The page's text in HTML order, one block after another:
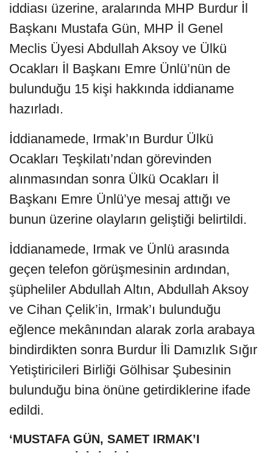
iddiası üzerine, aralarında MHP Burdur İl
Başkanı Mustafa Gün, MHP İl Genel
Meclis Üyesi Abdullah Aksoy ve Ülkü
Ocakları İl Başkanı Emre Ünlü’nün de
bulunduğu 15 kişi hakkında iddianame
hazırladı.
İddianamede, Irmak’ın Burdur Ülkü
Ocakları Teşkilatı’ndan görevinden
alınmasından sonra Ülkü Ocakları İl
Başkanı Emre Ünlü’ye mesaj attığı ve
bunun üzerine olayların geliştiği belirtildi.
İddianamede, Irmak ve Ünlü arasında
geçen telefon görüşmesinin ardından,
şüpheliler Abdullah Altın, Abdullah Aksoy
ve Cihan Çelik’in, Irmak’ı bulunduğu
eğlence mekânından alarak zorla arabaya
bindirdikten sonra Burdur İli Damızlık Sığır
Yetiştiricileri Birliği Gölhisar Şubesinin
bulunduğu bina önüne getirdiklerine ifade
edildi.
‘MUSTAFA GÜN, SAMET IRMAK’I